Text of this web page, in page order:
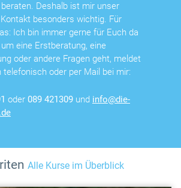
beraten. Deshalb ist mir unser
besonders wichtig. Für
Ich bin immer gerne für Euch da
eine Erstberatung, eine
oder andere Fragen geht, meldet
telefonisch oder per Mail bei mir:
oder 089 421309 und info@die-
Alle Kurse im Überblick